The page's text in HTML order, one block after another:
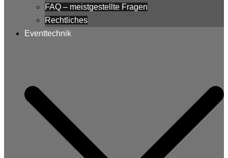
FAQ – meistgestellte Fragen
Rechtliches
Eventtechnik